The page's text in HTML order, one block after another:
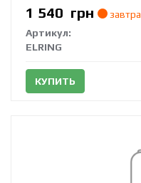
1 540 грн
завтра
Артикул:
ELRING
КУПИТЬ